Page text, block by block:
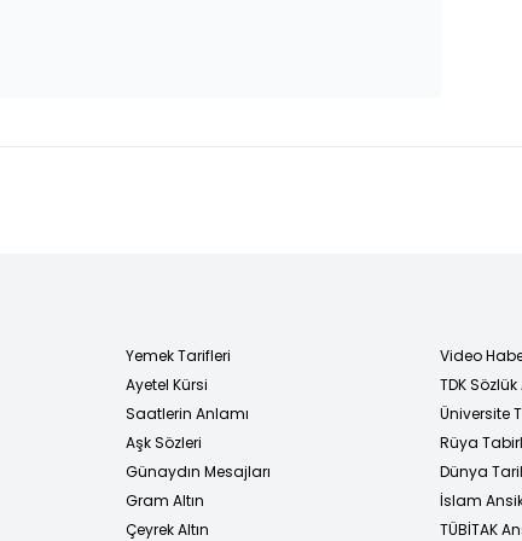
Yemek Tarifleri
Ayetel Kürsi
Saatlerin Anlamı
Aşk Sözleri
Günaydın Mesajları
Gram Altın
Çeyrek Altın
Video
TDK
Üniversite
Rüya
Dünya
İslam
TÜBİTAK